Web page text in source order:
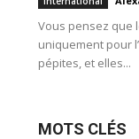
Vous pensez que
uniquement pour
pépites, et elles...
MOTS CLÉS